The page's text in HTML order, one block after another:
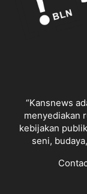
“Kansnews
menyediakan
kebijakan
seni,